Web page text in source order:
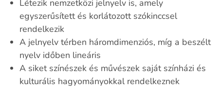
Létezik nemzetközi jelnyelv is, amely
egyszerűsített és korlátozott szókinccsel
rendelkezik
A jelnyelv térben háromdimenziós, míg a beszélt
nyelv időben lineáris
A siket színészek és művészek saját színházi és
kulturális hagyományokkal rendelkeznek